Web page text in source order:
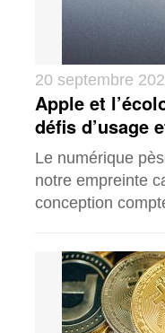
20 septembre
Apple et
défis d’usage
Le numérique
notre empreinte
conception